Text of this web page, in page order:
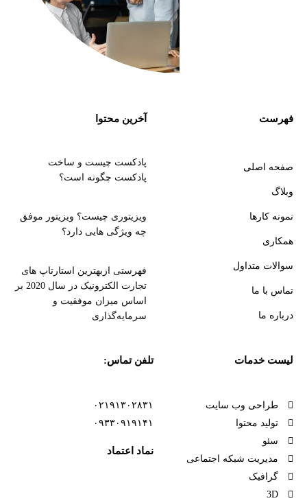
فهرست
صفحه اصلی
وبلاگ
نمونه کارها
همکاری
سوالات متداول
تماس با ما
درباره ما
آخرین محتوا
پادکست چیست و ساخت
پادکست چگونه است؟
ویزیتوری چیست؟ ویزیتور موفق
چه ویژگی هایی دارد؟
فهرستی ازبهترین استارتاپ های
تجارت الکترونیک در سال 2020 بر
اساس میزان موفقیت و
سرمایه‌گذاری
لیست خدمات
طراحی وب سایت
تولید محتوا
سئو
مدیریت شبکه اجتماعی
گرافیک
3D
تلفن تماس:
۰۲۱۹۱۳۰۲۸۳۱
۰۹۳۳۰۹۱۹۱۴۱
نماد اعتماد